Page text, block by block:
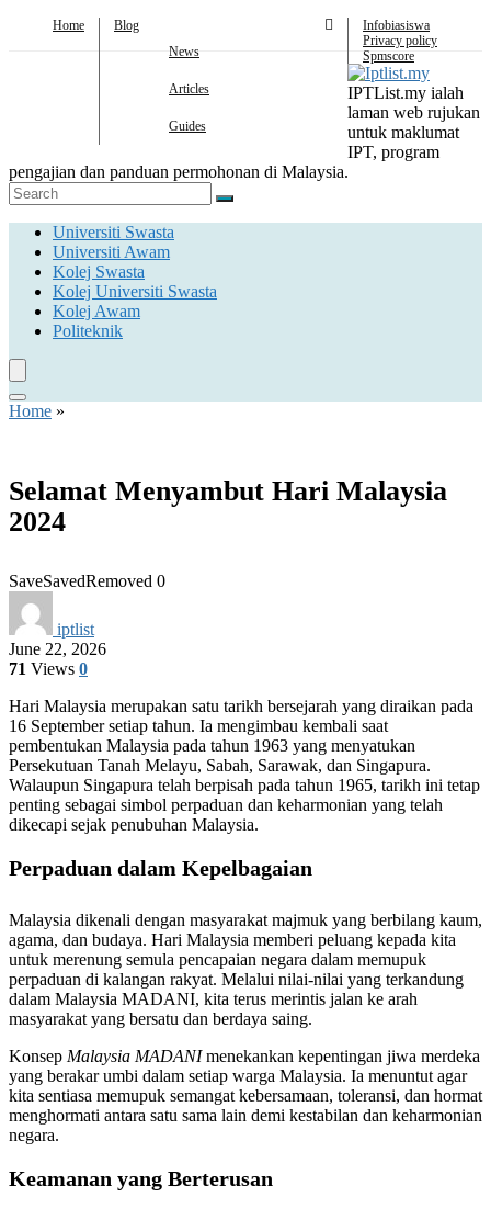
Home
Blog
News
Articles
Guides
Infobiasiswa
Privacy policy
Spmscore
IPTList.my ialah
laman web rujukan
untuk maklumat
IPT, program
pengajian dan panduan permohonan di Malaysia.
Universiti Swasta
Universiti Awam
Kolej Swasta
Kolej Universiti Swasta
Kolej Awam
Politeknik
Home »
Selamat Menyambut Hari Malaysia
2024
SaveSavedRemoved 0
iptlist
June 22, 2026
71 Views 0
Hari Malaysia merupakan satu tarikh bersejarah yang diraikan pada
16 September setiap tahun. Ia mengimbau kembali saat
pembentukan Malaysia pada tahun 1963 yang menyatukan
Persekutuan Tanah Melayu, Sabah, Sarawak, dan Singapura.
Walaupun Singapura telah berpisah pada tahun 1965, tarikh ini tetap
penting sebagai simbol perpaduan dan keharmonian yang telah
dikecapi sejak penubuhan Malaysia.
Perpaduan dalam Kepelbagaian
Malaysia dikenali dengan masyarakat majmuk yang berbilang kaum,
agama, dan budaya. Hari Malaysia memberi peluang kepada kita
untuk merenung semula pencapaian negara dalam memupuk
perpaduan di kalangan rakyat. Melalui nilai-nilai yang terkandung
dalam Malaysia MADANI, kita terus merintis jalan ke arah
masyarakat yang bersatu dan berdaya saing.
Konsep Malaysia MADANImenekankan kepentingan jiwa merdeka
yang berakar umbi dalam setiap warga Malaysia. Ia menuntut agar
kita sentiasa memupuk semangat kebersamaan, toleransi, dan hormat
menghormati antara satu sama lain demi kestabilan dan keharmonian
negara.
Keamanan yang Berterusan